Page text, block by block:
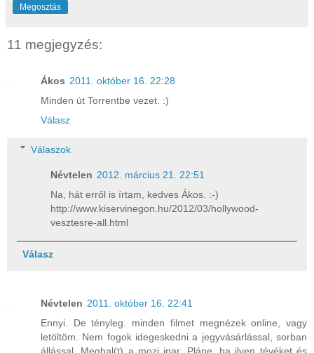
Megosztás
11 megjegyzés:
Ákos 2011. október 16. 22:28
Minden út Torrentbe vezet. :)
Válasz
Válaszok
Névtelen 2012. március 21. 22:51
Na, hát erről is írtam, kedves Ákos. :-)
http://www.kiservinegon.hu/2012/03/hollywood-
vesztesre-all.html
Válasz
Névtelen 2011. október 16. 22:41
Ennyi. De tényleg. minden filmet megnézek online, vagy
letöltöm. Nem fogok idegeskedni a jegyvásárlással, sorban